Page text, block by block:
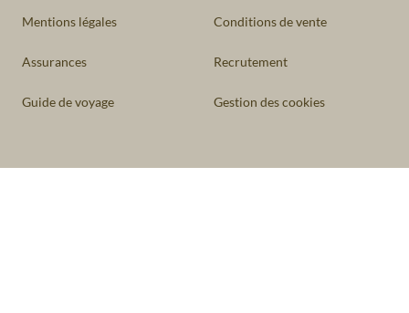
Mentions légales Conditions de vente
Assurances Recrutement
Guide de voyage Gestion des cookies